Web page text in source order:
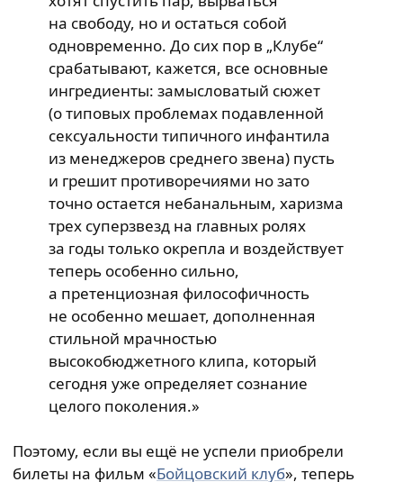
на свободу, но и остаться собой
одновременно. До сих пор в „Клубе“
срабатывают, кажется, все основные
ингредиенты: замысловатый сюжет
(о типовых проблемах подавленной
сексуальности типичного инфантила
из менеджеров среднего звена) пусть
и грешит противоречиями но зато
точно остается небанальным, харизма
трех суперзвезд на главных ролях
за годы только окрепла и воздействует
теперь особенно сильно,
а претенциозная философичность
не особенно мешает, дополненная
стильной мрачностью
высокобюджетного клипа, который
сегодня уже определяет сознание
целого поколения.»
Поэтому, если вы ещё не успели приобрели
билеты на фильм «Бойцовский клуб», теперь